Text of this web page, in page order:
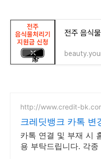
전주 음식
http://www.credit-
크레딧뱅크 카톡 변
카톡 연결 및 부재 시
용 부탁드립니다. 각